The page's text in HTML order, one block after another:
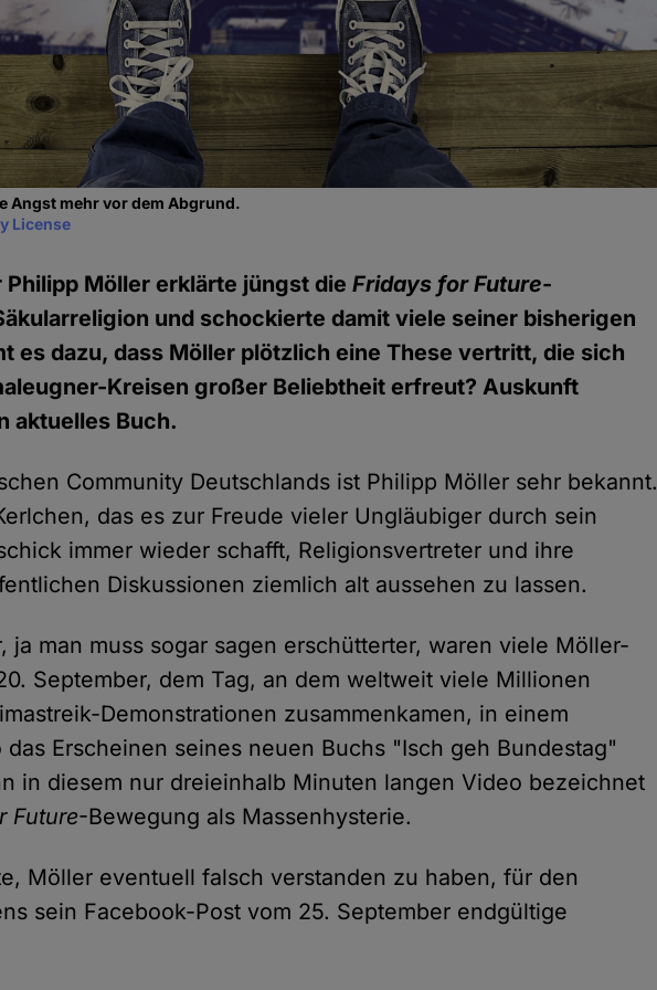
Angst mehr vor dem Abgrund.
License
Philipp Möller erklärte jüngst dieFridays for Future-
und schockierte damit viele seiner bisherigen
es dazu, dass Möller plötzlich eine These vertritt, die sich
Kreisen großer Beliebtheit erfreut? Auskunft
aktuelles Buch.
Community Deutschlands ist Philipp Möller sehr bekannt.
das es zur Freude vieler Ungläubiger durch sein
immer wieder schafft, Religionsvertreter und ihre
Diskussionen ziemlich alt aussehen zu lassen.
ja man muss sogar sagen erschütterter, waren viele Möller-
September, dem Tag, an dem weltweit viele Millionen
Demonstrationen zusammenkamen, in einem
das Erscheinen seines neuen Buchs "Isch geh Bundestag"
in diesem nur dreieinhalb Minuten langen Video bezeichnet
Future-Bewegung als Massenhysterie.
Möller eventuell falsch verstanden zu haben, für den
sein Facebook-Post vom 25. September endgültige